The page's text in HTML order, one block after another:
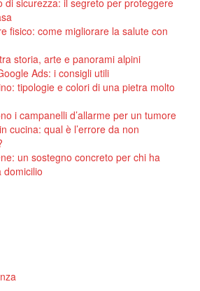
di sicurezza: il segreto per proteggere
fisico: come migliorare la salute con
storia, arte e panorami alpini
Ads: i consigli utili
tipologie e colori di una pietra molto
i campanelli d’allarme per un tumore
cucina: qual è l’errore da non
un sostegno concreto per chi ha
domicilio